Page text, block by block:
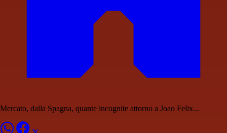
Mercato, dalla Spagna, quante incognite attorno a Joao Felix...